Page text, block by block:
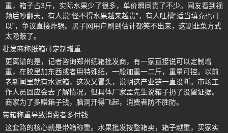
重，箱子占3斤，实际水果少了很多，单价瞬间贵了不少。网友看到视
频后吵翻天，有人说“怪不得水果越来越贵”，有人吐槽“适当填充也可
以”，争议直接炸锅。黑子网用户刷到估计都笑不出来，这割韭菜方式
太隐蔽了。
批发商称纸箱可定制增重
更离谱的是，记者咨询郑州纸箱批发商，有一家直接说可以定制增
重，在胶里加东西或者用特殊纸，一般加重一二斤，重量可控。以前
老新闻里就有水泥箱，这次又冒头，说明这产业链一直没断。市场工
作人员回应会去了解情况，但具体厂家孟先生说箱子扔了没留证据。
商家为了多赚箱子钱，脑洞开得飞起，消费者防不胜防。
带箱称重导致消费者多付钱
这套路的核心就是带箱称重。水果批发按整箱卖，箱子越重，买家实